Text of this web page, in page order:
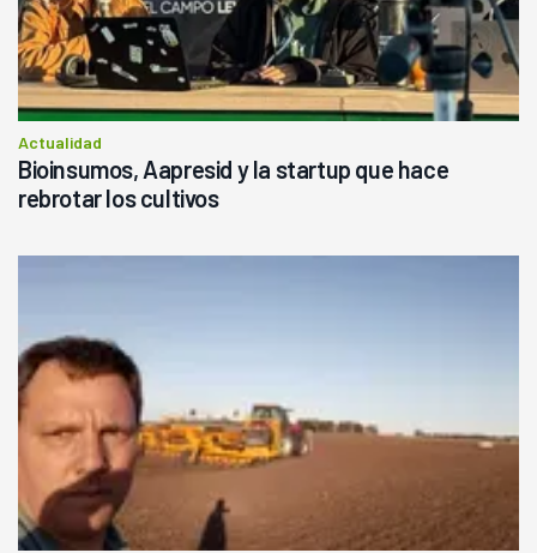
Actualidad
Bioinsumos, Aapresid y la startup que hace
rebrotar los cultivos